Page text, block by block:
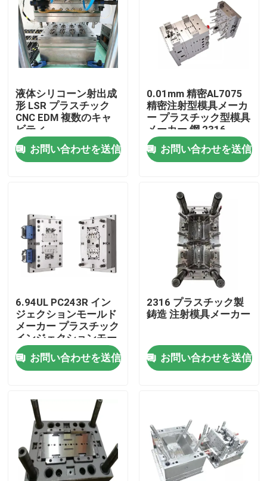
家
工場旅行
私達に連絡しなさい
ニュース
場合
スプリング式POGOピン
調査のPogo Pin
液体シリコーン射出成
形 LSR プラスチック
CNC EDM 複数のキャ
ビティ
お問い合わせを送信
0.01mm 精密AL7075
精密注射型模具メーカ
ー プラスチック型模具
メーカー 鋼 2316
お問い合わせを送信
6.94UL PC243R イン
ジェクションモールド
メーカー プラスチック
インジェクションモー
ルディング ダイメーカ
ー 0.05mm
お問い合わせを送信
2316 プラスチック製
鋳造 注射模具メーカー
お問い合わせを送信